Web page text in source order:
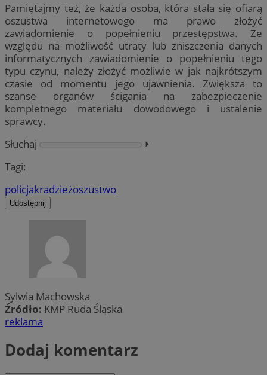
Pamiętajmy też, że każda osoba, która stała się ofiarą
oszustwa internetowego ma prawo złożyć
zawiadomienie o popełnieniu przestępstwa. Ze
względu na możliwość utraty lub zniszczenia danych
informatycznych zawiadomienie o popełnieniu tego
typu czynu, należy złożyć możliwie w jak najkrótszym
czasie od momentu jego ujawnienia. Zwiększa to
szanse organów ścigania na zabezpieczenie
kompletnego materiału dowodowego i ustalenie
sprawcy.
Słuchaj
⏵︎
Tagi:
policjakradzieżoszustwo
Udostępnij
Sylwia Machowska
Źródło: KMP Ruda Śląska
reklama
Dodaj komentarz